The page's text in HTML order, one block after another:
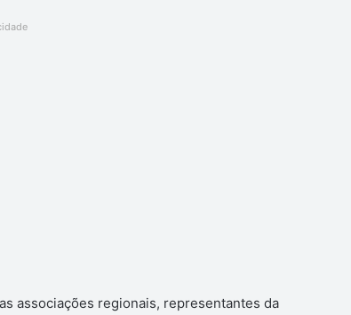
associações regionais, representantes da